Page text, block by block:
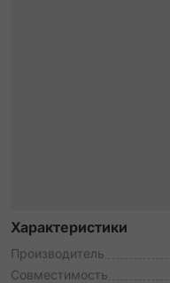
Характеристики
Производитель
Совместимость